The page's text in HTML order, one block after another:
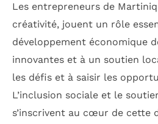
Les entrepreneurs de
créativité, jouent un rôle
développement économique
innovantes et à un soutien
les défis et à saisir les
L’inclusion sociale et le
s’inscrivent au cœur de cette